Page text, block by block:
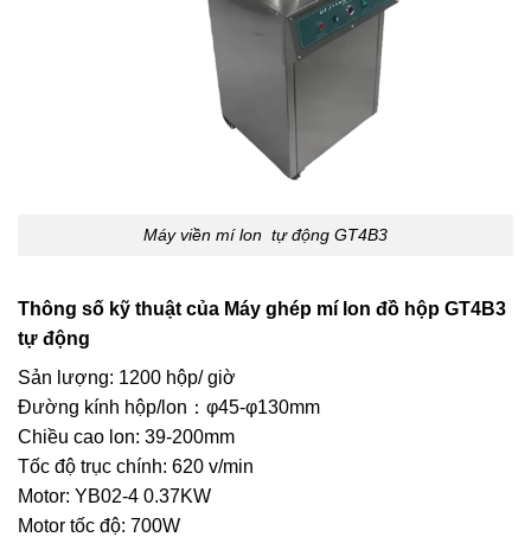
Máy viền mí lon tự động GT4B3
Thông số kỹ thuật của Máy ghép mí lon đồ hộp GT4B3
tự động
Sản lượng: 1200 hộp/ giờ
Đường kính hộp/lon：φ45-φ130mm
Chiều cao lon: 39-200mm
Tốc độ trục chính: 620 v/min
Motor: YB02-4 0.37KW
Motor tốc độ: 700W